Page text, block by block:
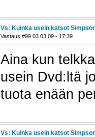
Vs: Kuinka usein katsot
Vastaus #99 03.03.09 - 17:39
Aina kun
usein Dvd:ltä
tuota enään
Vs: Kuinka usein katsot